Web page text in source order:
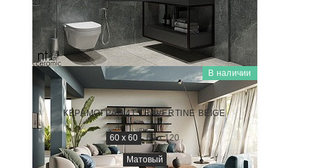
3 500 ₽/м2
В наличии
ZEUS
ZS6NTT9704M
КЕРАМОГРАНИТ TRAVERTINE BEIGE
60 x 60 60 x 120
Матовый